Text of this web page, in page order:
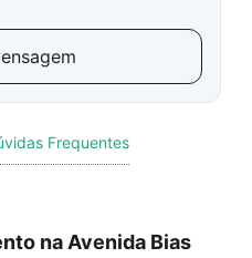
Frequentes
na Avenida Bias